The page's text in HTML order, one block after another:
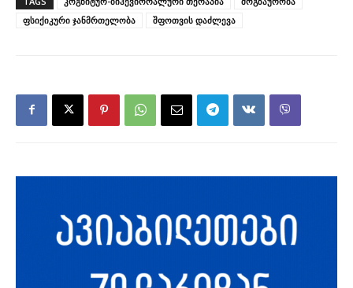
ფსიქიკური ჯანმრთელობა
შფოთვის დაძლევა